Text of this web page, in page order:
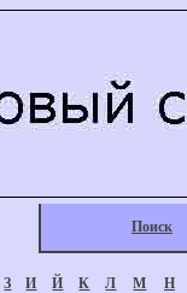
Поиск
З И Й К Л М Н